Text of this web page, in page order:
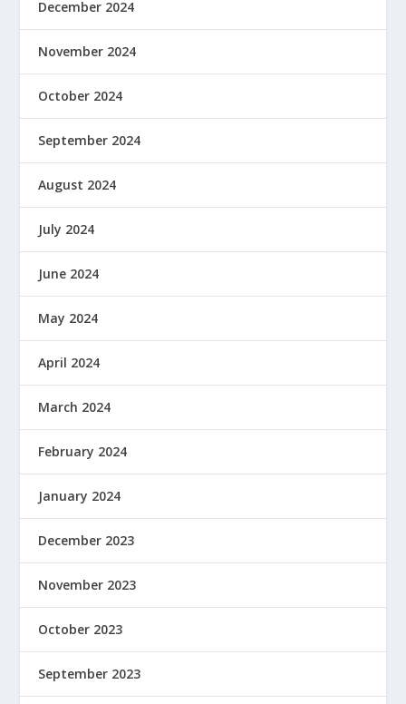
December 2024
November 2024
October 2024
September 2024
August 2024
July 2024
June 2024
May 2024
April 2024
March 2024
February 2024
January 2024
December 2023
November 2023
October 2023
September 2023